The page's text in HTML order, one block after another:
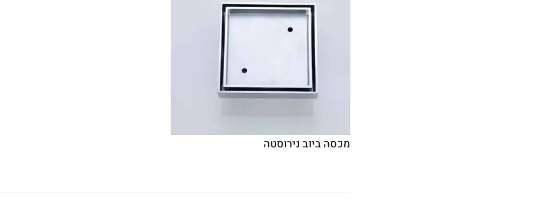
מכסה ביוב נירוסטה